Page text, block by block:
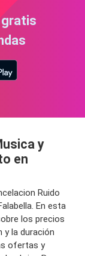
gratis
y
en
Ruido
En esta
los precios
y la duración
ofertas y